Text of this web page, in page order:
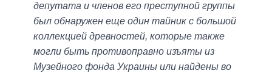
депутата и членов его преступной группы
был обнаружен еще один тайник с большой
коллекцией древностей, которые также
могли быть противоправно изъяты из
Музейного фонда Украины или найдены во